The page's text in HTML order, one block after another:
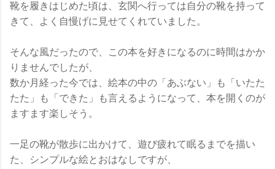
靴を履きはじめた頃は、玄関へ行っては自分の靴を持って
きて、よく自慢げに見せてくれていました。
そんな風だったので、この本を好きになるのに時間はかか
りませんでしたが、
数か月経った今では、絵本の中の「あぶない」も「いたた
たた」も「できた」も言えるようになって、本を開くのが
ますます楽しそう。
一足の靴が散歩に出かけて、遊び疲れて眠るまでを描い
た、シンプルな絵とおはなしですが、